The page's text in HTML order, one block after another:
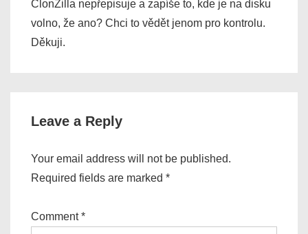
ClonZilla nepřepisuje a zapíše to, kde je na disku
volno, že ano? Chci to vědět jenom pro kontrolu.
Děkuji.
Leave a Reply
Your email address will not be published.
Required fields are marked *
Comment*